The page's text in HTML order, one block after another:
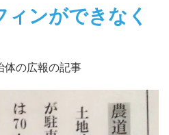
ンができなく
体の広報の記事